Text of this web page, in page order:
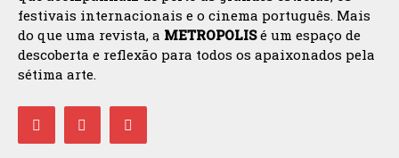
festivais internacionais e o cinema português. Mais
do que uma revista, a METROPOLISé um espaço de
descoberta e reflexão para todos os apaixonados pela
sétima arte.